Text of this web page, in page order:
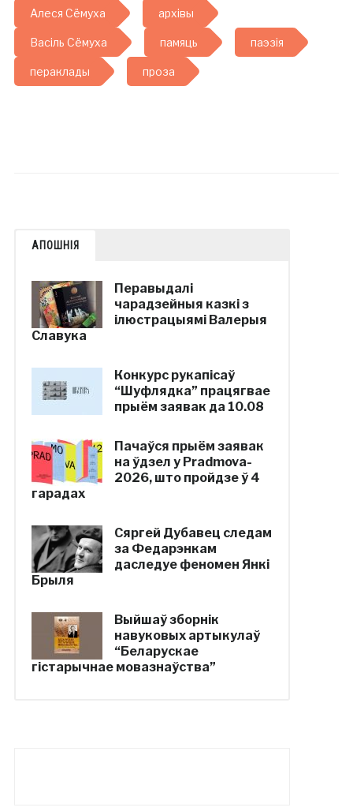
Алеся Сёмуха архівы
Васіль Сёмуха памяць паэзія
пераклады проза
АПОШНІЯ
Перавыдалі
чарадзейныя казкі з
ілюстрацыямі Валерыя
Славука
Конкурс рукапісаў
“Шуфлядка” працягвае
прыём заявак да 10.08
Пачаўся прыём заявак
на ўдзел у Pradmova-
2026, што пройдзе ў 4
гарадах
Сяргей Дубавец следам
за Федарэнкам
даследуе феномен Янкі
Брыля
Выйшаў зборнік
навуковых артыкулаў
“Беларускае
гістарычнае мовазнаўства”